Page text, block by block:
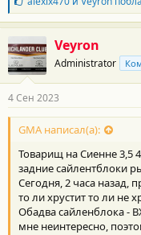
л
а
о
д
а
н
о
с
и
:
Veyron
Administrator
4 Сен 2023
GMA написал(а):
Товарищ на Сиенне 3,5
задние сайлентблоки
Сегодня, 2 часа назад,
то ли хрустит то ли не
Обадва сайленблока -
мне неинтересно,